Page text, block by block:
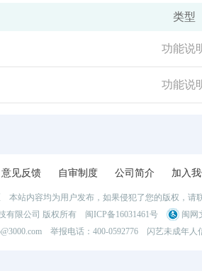
类型
功能说
功能说
意见反馈 自审制度 公司简介 加入
站内容均为用户发布，如果侵犯了您的版权，请
技有限公司 版权所有 闽ICP备16031461号 闽网
举报电话：400-0592776 闪艺未成年人